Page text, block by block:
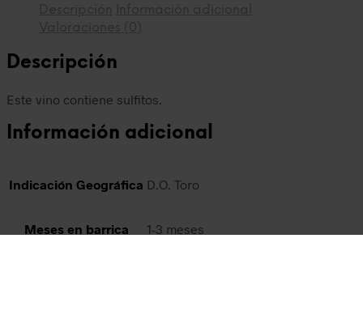
Descripción
Este vino contiene sulfitos.
Información adicional
Indicación Geográfica D.O. Toro
Meses en barrica 1-3 meses